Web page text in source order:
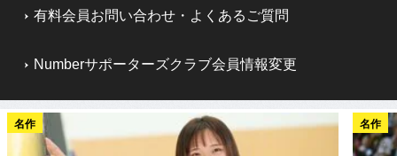
有料会員お問い合わせ・よくあるご質問
Numberサポーターズクラブ会員情報変更
名作 名作